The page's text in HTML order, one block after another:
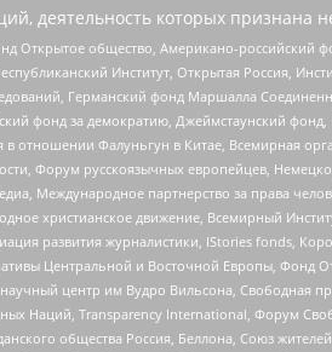
деятельность которых признана
Открытое общество, Американо-
Институт, Открытая Россия,
Германский фонд Маршалла
фонд за демократию, Джеймстаунский
Фалуньгун в Китае, Всемирная
Форум русскоязычных европейцев,
Международное партнерство за права
христианское движение, Всемирный
развития журналистики, IStories fonds,
Центральной и Восточной Европы, Фонд
центр им Вудро Вильсона, Свободная
Наций, Transparеncy International, Форум
общества Россия, Беллона, Союз